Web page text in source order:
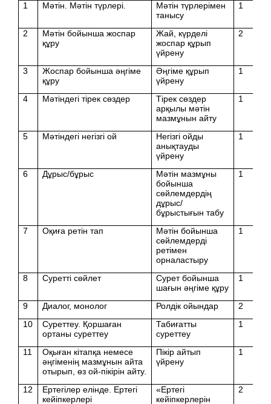
1
Мәтін. Мәтін түрлері.
Мәтін түрлерімен
танысу
1
2
Мәтін бойынша жоспар
құру
Жай, күрделі
жоспар құрып
үйрену
2
3
Жоспар бойынша әңгіме
құру
Әңгіме құрып
үйрену
1
4 Мәтіндегі тірек сөздер
Тірек сөздер
арқылы мәтін
мазмұнын айту
1
5 Мәтіндегі негізгі ой
Негізгі ойды
анықтауды
үйрену
1
6 Дұрыс/бұрыс
Мәтін мазмұны
бойынша
сөйлемдердің
дұрыс/
бұрыстығын табу
1
7 Оқиға ретін тап
Мәтін бойынша
сөйлемдерді
ретімен
орналастыру
1
8 Суретті сөйлет
Сурет бойынша
шағын әңгіме құру
1
9 Диалог, монолог Ролдік ойындар
2
10
Суреттеу. Қоршаған
ортаны суреттеу
Табиғатты
суреттеу
1
11
Оқыған кітапқа немесе
әңгіменің мазмұнын айта
отырып, өз ой-пікірін айту.
Пікір айтып
үйрену
1
12
Ертегілер елінде. Ертегі
кейіпкерлері
«Ертегі
кейіпкерлерін
2